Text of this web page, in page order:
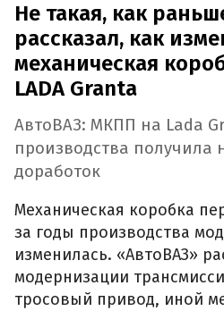
Не такая, как
рассказал, как
механическая
LADA Granta
АвтоВАЗ: МКПП на Lada
производства получила
доработок
Механическая коробка
за годы производства
изменилась. «АвтоВАЗ»
модернизации
тросовый привод, иной